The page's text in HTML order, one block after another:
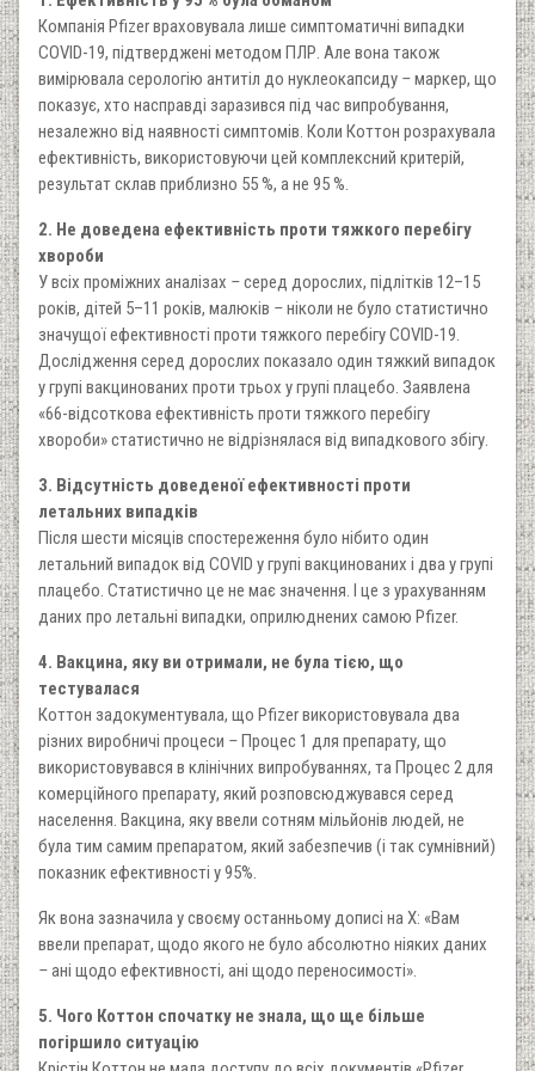
Компанія Pfizer враховувала лише симптоматичні випадки
COVID-19, підтверджені методом ПЛР. Але вона також
вимірювала серологію антитіл до нуклеокапсиду –маркер, що
показує, хто насправді заразився під час випробування,
незалежно від наявності симптомів. Коли Коттон розрахувала
ефективність, використовуючи цей комплексний критерій,
результат склав приблизно 55 %, а не 95 %.
2. Не доведена ефективність проти тяжкого перебігу
хвороби
У всіх проміжних аналізах –серед дорослих, підлітків 12–15
років, дітей 5–11 років, малюків –ніколи не було статистично
значущої ефективності проти тяжкого перебігу COVID-19.
Дослідження серед дорослих показало один тяжкий випадок
у групі вакцинованих проти трьох у групі плацебо. Заявлена
«66-відсоткова ефективність проти тяжкого перебігу
хвороби» статистично не відрізнялася від випадкового збігу.
3. Відсутність доведеної ефективності проти
летальних випадків
Після шести місяців спостереження було нібито один
летальний випадок від COVID у групі вакцинованих і два у групі
плацебо. Статистично це не має значення. І це з урахуванням
даних про летальні випадки, оприлюднених самою Pfizer.
4. Вакцина, яку ви отримали, не була тією, що
тестувалася
Коттон задокументувала, що Pfizer використовувала два
різних виробничі процеси –Процес 1 для препарату, що
використовувався в клінічних випробуваннях, та Процес 2 для
комерційного препарату, який розповсюджувався серед
населення. Вакцина, яку ввели сотням мільйонів людей, не
була тим самим препаратом, який забезпечив (і так сумнівний)
показник ефективності у 95%.
Як вона зазначила у своєму останньому дописі на X: «Вам
ввели препарат, щодо якого не було абсолютно ніяких даних
–ані щодо ефективності, ані щодо переносимості».
5. Чого Коттон спочатку не знала, що ще більше
погіршило ситуацію